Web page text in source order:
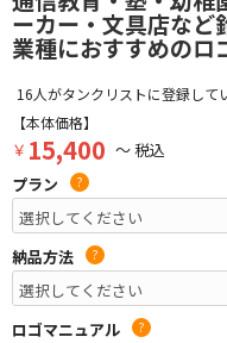
ーカー・文具店など
業種におすすめのロ
16人がタンクリストに登録して
【本体価格】
￥ 15,400 ～ 税込
プラン
?
納品方法 ?
ロゴマニュアル ?